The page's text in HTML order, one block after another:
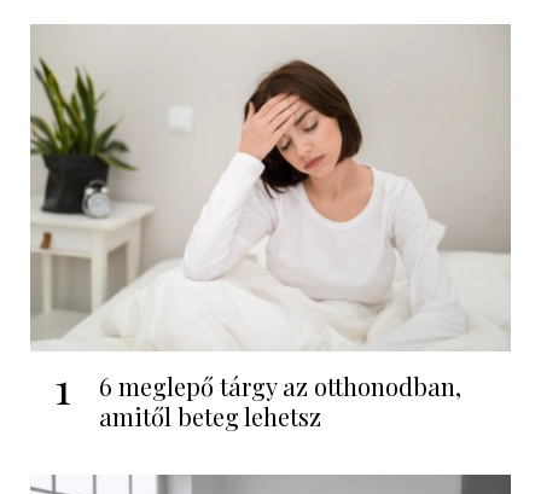
1
6 meglepő tárgy az otthonodban,
amitől beteg lehetsz